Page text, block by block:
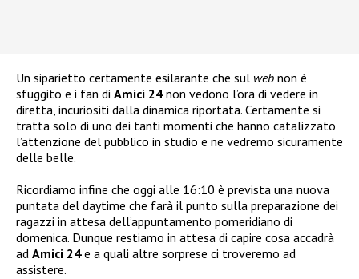
Un siparietto certamente esilarante che sul web non è
sfuggito e i fan di Amici 24non vedono l’ora di vedere in
diretta, incuriositi dalla dinamica riportata. Certamente si
tratta solo di uno dei tanti momenti che hanno catalizzato
l’attenzione del pubblico in studio e ne vedremo sicuramente
delle belle.
Ricordiamo infine che oggi alle 16:10 è prevista una nuova
puntata del daytime che farà il punto sulla preparazione dei
ragazzi in attesa dell’appuntamento pomeridiano di
domenica. Dunque restiamo in attesa di capire cosa accadrà
ad Amici 24e a quali altre sorprese ci troveremo ad
assistere.